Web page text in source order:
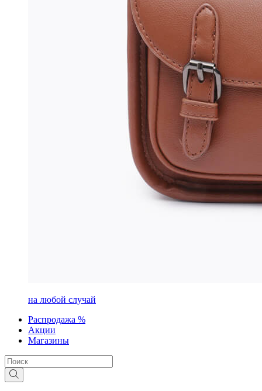
на любой случай
Распродажа %
Акции
Магазины